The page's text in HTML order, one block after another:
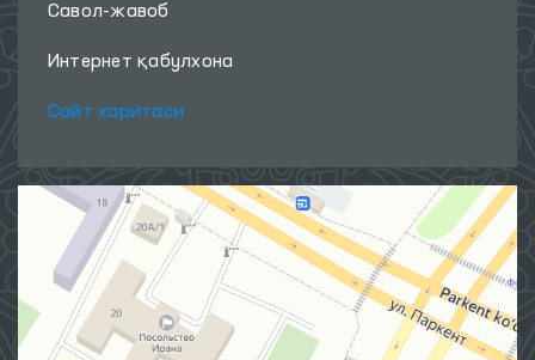
Савол-жавоб
Интернет қабулхона
Сайт харитаси